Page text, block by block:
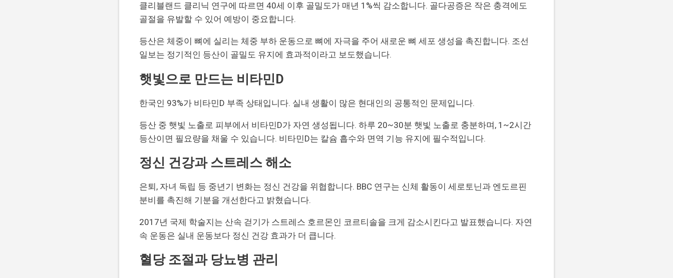
클리블랜드 클리닉 연구에 따르면 40세 이후 골밀도가 매년 1%씩 감소합니다. 골다공증은 작은 충격에도
골절을 유발할 수 있어 예방이 중요합니다.
등산은 체중이 뼈에 실리는 체중 부하 운동으로 뼈에 자극을 주어 새로운 뼈 세포 생성을 촉진합니다. 조선
일보는 정기적인 등산이 골밀도 유지에 효과적이라고 보도했습니다.
햇빛으로 만드는 비타민D
한국인 93%가 비타민D 부족 상태입니다. 실내 생활이 많은 현대인의 공통적인 문제입니다.
등산 중 햇빛 노출로 피부에서 비타민D가 자연 생성됩니다. 하루 20~30분 햇빛 노출로 충분하며, 1~2시간
등산이면 필요량을 채울 수 있습니다. 비타민D는 칼슘 흡수와 면역 기능 유지에 필수적입니다.
정신 건강과 스트레스 해소
은퇴, 자녀 독립 등 중년기 변화는 정신 건강을 위협합니다. BBC 연구는 신체 활동이 세로토닌과 엔도르핀
분비를 촉진해 기분을 개선한다고 밝혔습니다.
2017년 국제 학술지는 산속 걷기가 스트레스 호르몬인 코르티솔을 크게 감소시킨다고 발표했습니다. 자연
속 운동은 실내 운동보다 정신 건강 효과가 더 큽니다.
혈당 조절과 당뇨병 관리